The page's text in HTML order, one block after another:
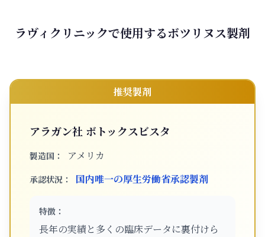
ラヴィクリニックで使用するボツリヌス製剤
推奨製剤
アラガン社 ボトックスビスタ
製造国： アメリカ
承認状況： 国内唯一の厚生労働省承認製剤
特徴：
長年の実績と多くの臨床データに裏付けら